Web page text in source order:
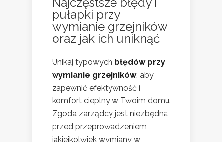
pułapki przy
wymianie grzejników
oraz jak ich uniknąć
Unikaj typowych błędów przy
wymianie grzejników, aby
zapewnić efektywność i
komfort cieplny w Twoim domu.
Zgoda zarządcy jest niezbędna
przed przeprowadzeniem
jakiejkolwiek wymiany w